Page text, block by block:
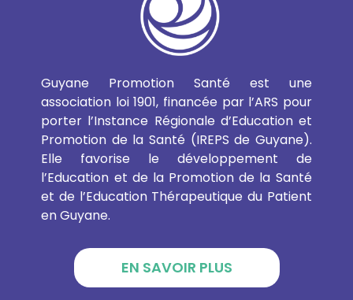
Guyane Promotion Santé est une
association loi 1901, financée par l’ARS pour
porter l’Instance Régionale d’Education et
Promotion de la Santé (IREPS de Guyane).
Elle favorise le développement de
l’Education et de la Promotion de la Santé
et de l’Education Thérapeutique du Patient
en Guyane.
EN SAVOIR PLUS